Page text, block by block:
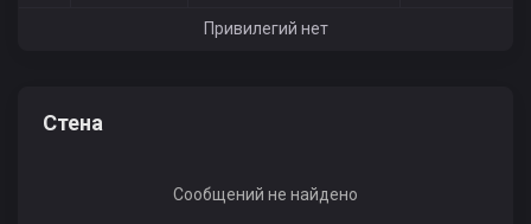
Привилегий нет
Стена
Сообщений не найдено